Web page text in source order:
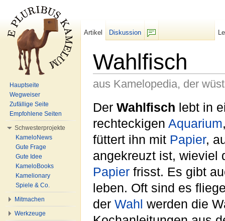
Wahlfisch
aus Kamelopedia, der
Der Wahlfisch lebt in
rechteckigen Aquarium
füttert ihn mit Papier,
angekreuzt ist, wieviel
Papier frisst. Es gibt
leben. Oft sind es
der Wahl werden die
Artikel
Diskussion
Hauptseite
Wegweiser
Zufällige Seite
Empfohlene Seiten
Schwesterprojekte
KameloNews
Gute Frage
Gute Idee
KameloBooks
Kamelionary
Spiele & Co.
Mitmachen
Werkzeuge